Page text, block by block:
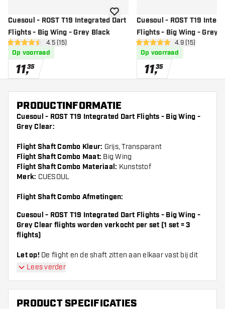
Cuesoul - ROST T19 Integrated Dart
Flights - Big Wing - Grey Black
open reviews drawer
4.5 score sterren4.5 (15)
Op voorraad
11,35
toevoegen aan verlanglijst
Cuesoul - ROST T19
Flights - Big Wing - Grey
open reviews
4.9 score sterren4.9 (15)
Op voorraad
11,35
PRODUCTINFORMATIE
Cuesoul - ROST T19 Integrated Dart Flights - Big Wing -
Grey Clear:
Flight Shaft Combo Kleur: Grijs, Transparant
Flight Shaft Combo Maat: Big Wing
Flight Shaft Combo Materiaal: Kunststof
Merk: CUESOUL
Flight Shaft Combo Afmetingen:
Cuesoul - ROST T19 Integrated Dart Flights - Big Wing -
Grey Clear flights worden verkocht per set (1 set = 3
flights)
Let op! De flight en de shaft zitten aan elkaar vast bij dit
systeem.
Lees verder
PRODUCT SPECIFICATIES